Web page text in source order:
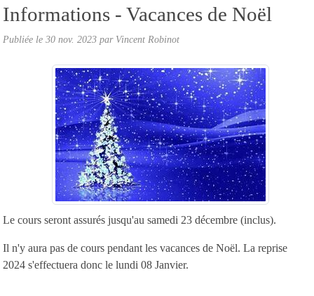
Informations - Vacances de Noël
Publiée le 30 nov. 2023 par Vincent Robinot
Le cours seront assurés jusqu'au samedi 23 décembre (inclus).
Il n'y aura pas de cours pendant les vacances de Noël. La reprise
2024 s'effectuera donc le lundi 08 Janvier.